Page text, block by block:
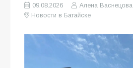
09.08.2026
Алена Васнецова
Новости в Батайске